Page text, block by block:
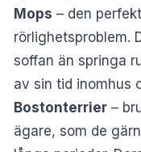
Mops – den
rörlighetsproblem.
soffan än springa
av sin tid inomhus
Bostonterrier –
ägare, som de